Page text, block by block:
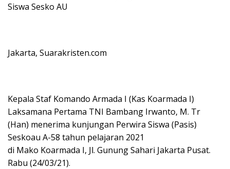
Siswa Sesko AU
Jakarta, Suarakristen.com
Kepala Staf Komando Armada I (Kas Koarmada I)
Laksamana Pertama TNI Bambang Irwanto, M. Tr
(Han) menerima kunjungan Perwira Siswa (Pasis)
Seskoau A-58 tahun pelajaran 2021
di Mako Koarmada I, Jl. Gunung Sahari Jakarta Pusat.
Rabu (24/03/21).